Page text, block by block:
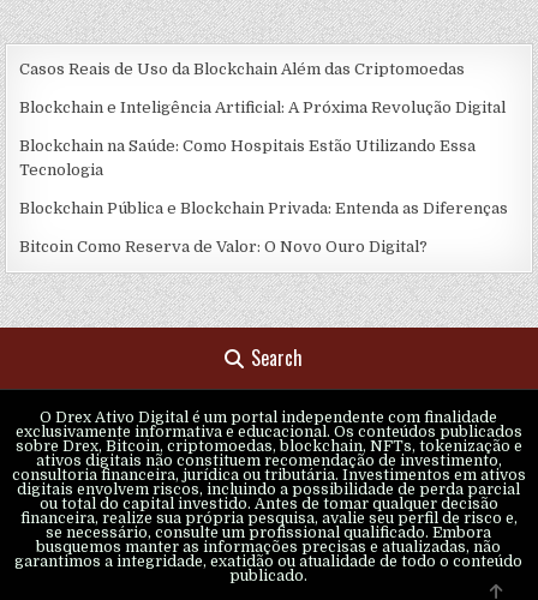
Casos Reais de Uso da Blockchain Além das Criptomoedas
Blockchain e Inteligência Artificial: A Próxima Revolução Digital
Blockchain na Saúde: Como Hospitais Estão Utilizando Essa
Tecnologia
Blockchain Pública e Blockchain Privada: Entenda as Diferenças
Bitcoin Como Reserva de Valor: O Novo Ouro Digital?
Search
O Drex Ativo Digital é um portal independente com finalidade
exclusivamente informativa e educacional. Os conteúdos publicados
sobre Drex, Bitcoin, criptomoedas, blockchain, NFTs, tokenização e
ativos digitais não constituem recomendação de investimento,
consultoria financeira, jurídica ou tributária. Investimentos em ativos
digitais envolvem riscos, incluindo a possibilidade de perda parcial
ou total do capital investido. Antes de tomar qualquer decisão
financeira, realize sua própria pesquisa, avalie seu perfil de risco e,
se necessário, consulte um profissional qualificado. Embora
busquemos manter as informações precisas e atualizadas, não
garantimos a integridade, exatidão ou atualidade de todo o conteúdo
publicado.